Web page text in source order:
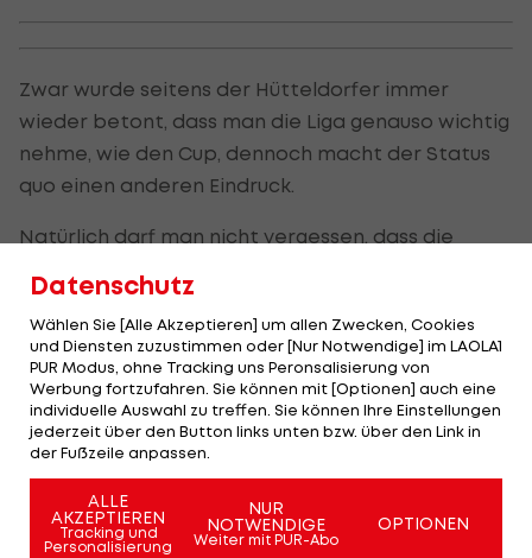
Zwar wurde seitens der Hütteldorfer immer
wieder betont, dass man die Liga genauso wichtig
nehme, wie den Cup, dennoch macht der Status
quo einen anderen Eindruck.
Natürlich darf man nicht vergessen, dass die
nicht gerade dicht besetzt war. Trotzdem ist es
nicht usus, fitte Stammspieler wieChristoph Lang
oderMatthias Seidlzunächst auf der Bank zu
lassen - gut möglich, dass man hier Verletzungen
kurz vor dem großen Showdown vermeiden
wollte, denn klar ist, dass die letzten Wochen
kräftezehrend waren.
So oder so - gegen denLASKsetzte es eine herbe
Datenschutz
Wählen Sie [Alle Akzeptieren] um allen Zwecken, Cookies
und Diensten zuzustimmen oder [Nur Notwendige] im LAOLA1
PUR Modus, ohne Tracking uns Peronsalisierung von
Werbung fortzufahren. Sie können mit [Optionen] auch eine
individuelle Auswahl zu treffen. Sie können Ihre Einstellungen
jederzeit über den Button links unten bzw. über den Link in
der Fußzeile anpassen.
ALLE
AKZEPTIEREN
Tracking und
Personalisierung
NUR
NOTWENDIGE
Weiter mit PUR-Abo
OPTIONEN